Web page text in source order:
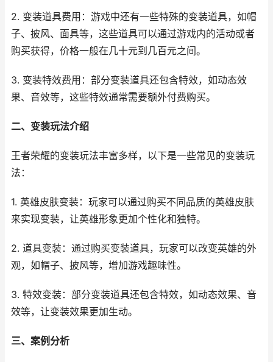
2. 变装道具费用：游戏中还有一些特殊的变装道具，如帽
子、披风、面具等，这些道具可以通过游戏内的活动或者
购买获得，价格一般在几十元到几百元之间。
3. 变装特效费用：部分变装道具还包含特效，如动态效
果、音效等，这些特效通常需要额外付费购买。
二、变装玩法介绍
王者荣耀的变装玩法丰富多样，以下是一些常见的变装玩
法：
1. 英雄皮肤变装：玩家可以通过购买不同品质的英雄皮肤
来实现变装，让英雄形象更加个性化和独特。
2. 道具变装：通过购买变装道具，玩家可以改变英雄的外
观，如帽子、披风等，增加游戏趣味性。
3. 特效变装：部分变装道具还包含特效，如动态效果、音
效等，让变装效果更加生动。
三、案例分析